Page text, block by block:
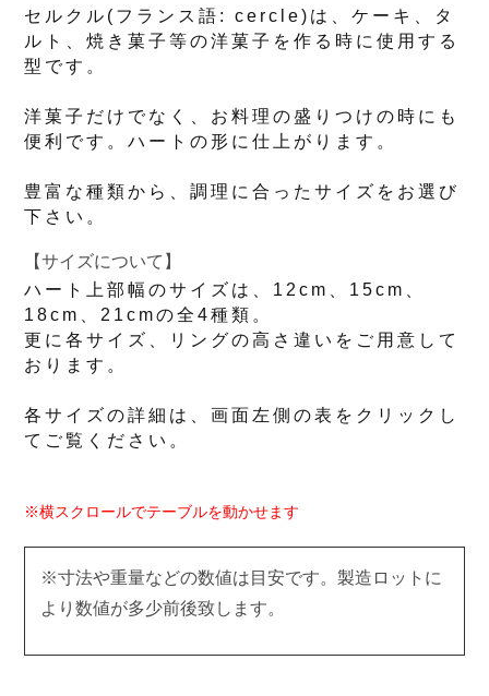
セルクル(フランス語: cercle)は、ケーキ、タ
ルト、焼き菓子等の洋菓子を作る時に使用する
型です。
洋菓子だけでなく、お料理の盛りつけの時にも
便利です。ハートの形に仕上がります。
豊富な種類から、調理に合ったサイズをお選び
下さい。
【サイズについて】
ハート上部幅のサイズは、12cm、15cm、
18cm、21cmの全4種類。
更に各サイズ、リングの高さ違いをご用意して
おります。
各サイズの詳細は、画面左側の表をクリックし
てご覧ください。
※横スクロールでテーブルを動かせます
※寸法や重量などの数値は目安です。製造ロットに
より数値が多少前後致します。